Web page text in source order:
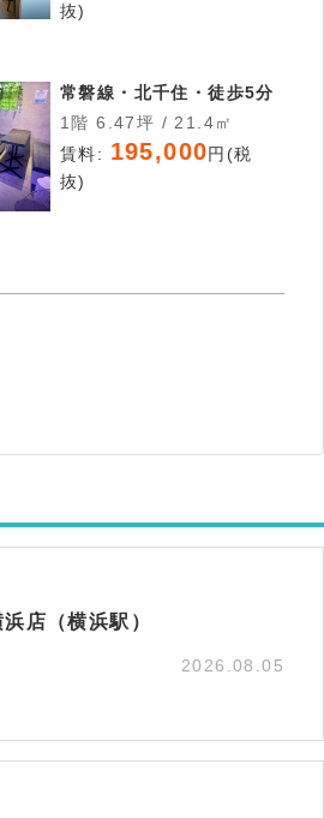
抜)
常磐線・北千住・徒歩5分
1階 6.47坪 / 21.4㎡
賃料: 195,000円(税
抜)
店（横浜駅）
2026.08.05